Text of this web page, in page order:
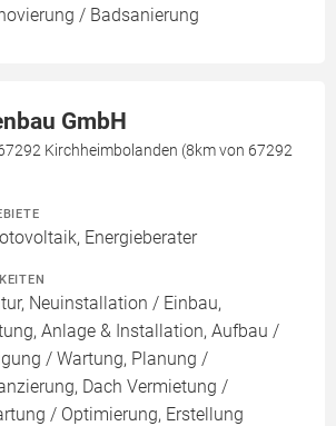
/ Badsanierung
GmbH
Kirchheimbolanden (8km von 67292
Energieberater
Neuinstallation / Einbau,
Anlage & Installation, Aufbau /
/ Wartung, Planung /
Dach Vermietung /
/ Optimierung, Erstellung